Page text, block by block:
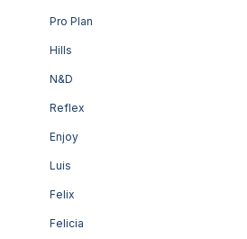
Pro Plan
Hills
N&D
Reflex
Enjoy
Luis
Felix
Felicia